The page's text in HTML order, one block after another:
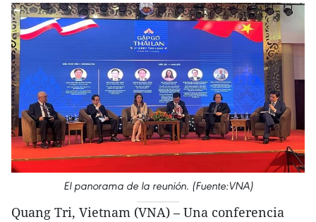
El panorama de la reunión. (Fuente:VNA)
Quang Tri, Vietnam (VNA) – Una conferencia